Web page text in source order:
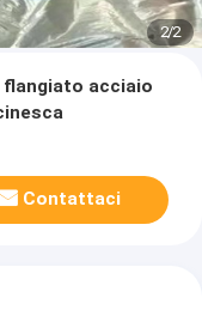
2/2
flangiato acciaio
Contattaci